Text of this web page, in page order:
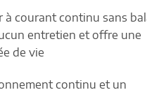
à courant continu sans
entretien et offre une
de vie
continu et un